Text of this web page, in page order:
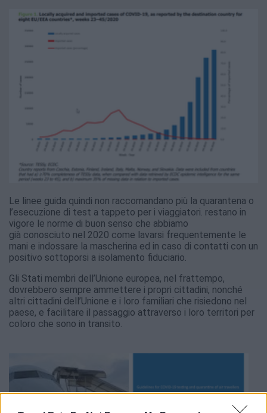
Le linee guida quindi non raccomandano più la quarantena o
l’esecuzione di test a tappeto per i viaggiatori. restano in
vigore le norme di buon senso che abbiamo
già conosciuto nel 2020 come lavarsi frequentemente le
mani e indossare la mascherina ed in caso di contatti con un
positivo sottoporsi a isolamento fiduciario.
Gli Stati membri dell’Unione europea, nel frattempo,
dovrebbero sempre ammettere i propri cittadini, nonché
altri cittadini dell’Unione e i loro familiari che risiedono nel
paese, e facilitare il passaggio attraverso i loro territori per
coloro che sono in transito.